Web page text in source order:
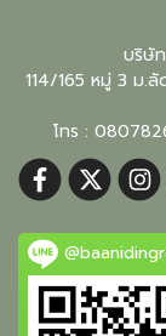
บริษั
114/165 หมู่ 3 ม.ลั
โทร :